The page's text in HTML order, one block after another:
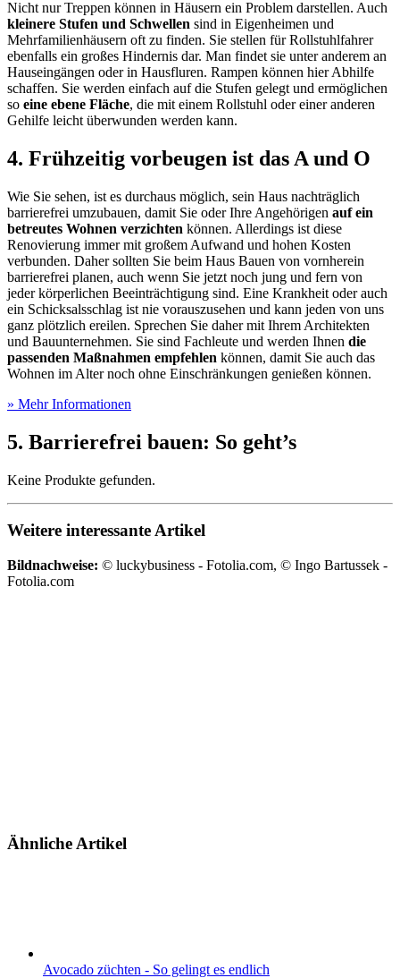
Nicht nur Treppen können in Häusern ein Problem darstellen. Auch
kleinere Stufen und Schwellen sind in Eigenheimen und
Mehrfamilienhäusern oft zu finden. Sie stellen für Rollstuhlfahrer
ebenfalls ein großes Hindernis dar. Man findet sie unter anderem an
Hauseingängen oder in Hausfluren. Rampen können hier Abhilfe
schaffen. Sie werden einfach auf die Stufen gelegt und ermöglichen
so eine ebene Fläche, die mit einem Rollstuhl oder einer anderen
Gehilfe leicht überwunden werden kann.
4. Frühzeitig vorbeugen ist das A und O
Wie Sie sehen, ist es durchaus möglich, sein Haus nachträglich
barrierefrei umzubauen, damit Sie oder Ihre Angehörigen auf ein
betreutes Wohnen verzichten können. Allerdings ist diese
Renovierung immer mit großem Aufwand und hohen Kosten
verbunden. Daher sollten Sie beim Haus Bauen von vornherein
barrierefrei planen, auch wenn Sie jetzt noch jung und fern von
jeder körperlichen Beeinträchtigung sind. Eine Krankheit oder auch
ein Schicksalsschlag ist nie vorauszusehen und kann jeden von uns
ganz plötzlich ereilen. Sprechen Sie daher mit Ihrem Architekten
und Bauunternehmen. Sie sind Fachleute und werden Ihnen die
passenden Maßnahmen empfehlen können, damit Sie auch das
Wohnen im Alter noch ohne Einschränkungen genießen können.
» Mehr Informationen
5. Barrierefrei bauen: So geht’s
Keine Produkte gefunden.
Weitere interessante Artikel
Bildnachweise: © luckybusiness - Fotolia.com, © Ingo Bartussek -
Fotolia.com
Ähnliche Artikel
Avocado züchten - So gelingt es endlich